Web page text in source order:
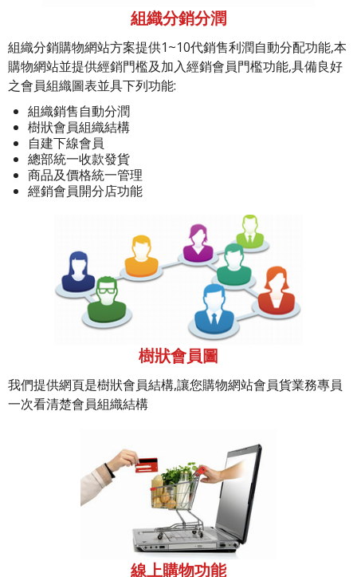
組織分銷分潤
組織分銷購物網站方案提供1~10代銷售利潤自動分配功能,本
購物網站並提供經銷門檻及加入經銷會員門檻功能,具備良好
之會員組織圖表並具下列功能:
組織銷售自動分潤
樹狀會員組織結構
自建下線會員
總部統一收款發貨
商品及價格統一管理
經銷會員開分店功能
樹狀會員圖
我們提供網頁是樹狀會員結構,讓您購物網站會員貨業務專員
一次看清楚會員組織結構
線上購物功能